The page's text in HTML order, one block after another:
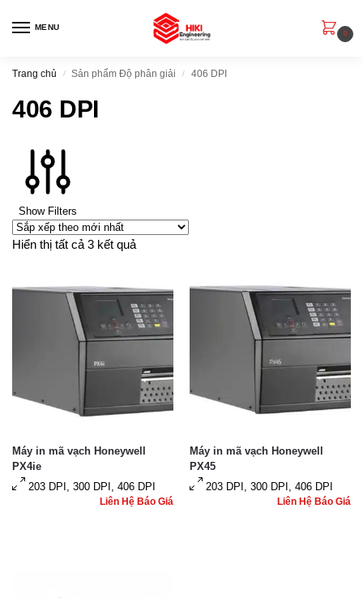
MENU
0
Trang chủ / Sản phẩm Độ phân giải / 406 DPI
406 DPI
Show Filters
Hiển thị tất cả 3 kết quả
Máy in mã vạch Honeywell
PX4ie
203 DPI, 300 DPI, 406 DPI
Liên Hệ Báo Giá
Máy in mã vạch Honeywell
PX45
203 DPI, 300 DPI, 406 DPI
Liên Hệ Báo Giá